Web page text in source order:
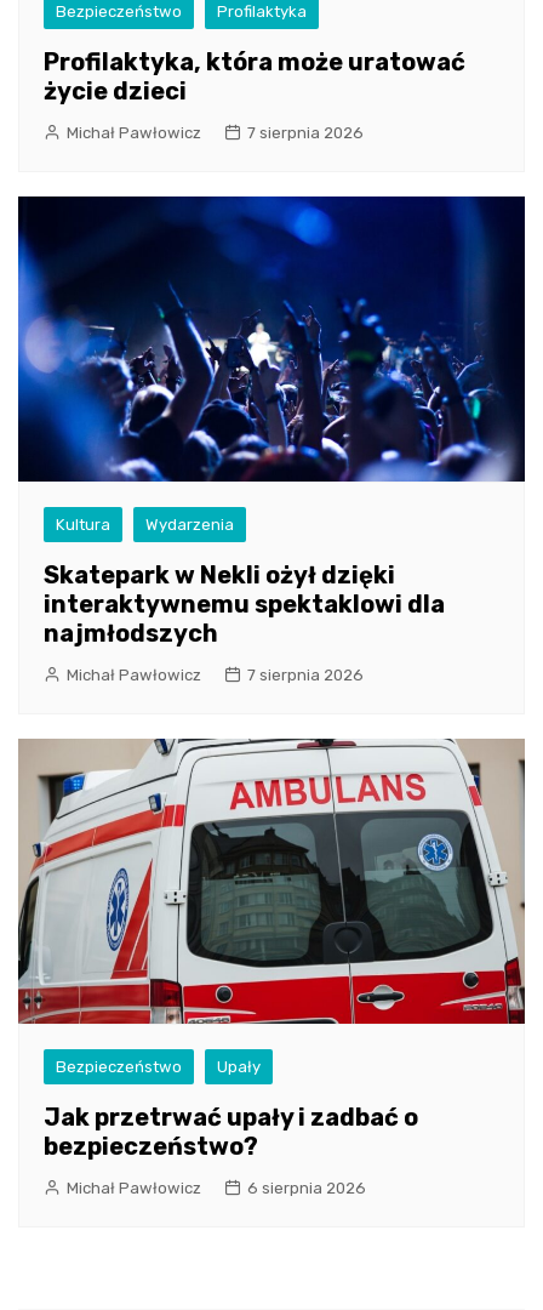
Bezpieczeństwo Profilaktyka
Profilaktyka, która może uratować
życie dzieci
Michał Pawłowicz 7 sierpnia 2026
Kultura Wydarzenia
Skatepark w Nekli ożył dzięki
interaktywnemu spektaklowi dla
najmłodszych
Michał Pawłowicz 7 sierpnia 2026
Bezpieczeństwo Upały
Jak przetrwać upały i zadbać o
bezpieczeństwo?
Michał Pawłowicz 6 sierpnia 2026